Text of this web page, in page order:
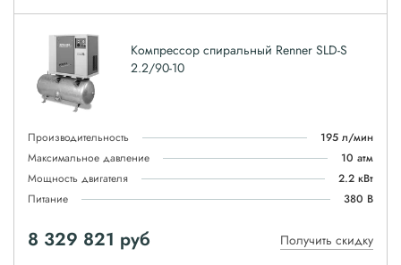
Компрессор спиральный Renner SLD-S
2.2/90-10
Производительность
195 л/мин
Максимальное давление
10 атм
Мощность двигателя
2.2 кВт
Питание
380 В
8 329 821 руб Получить скидку